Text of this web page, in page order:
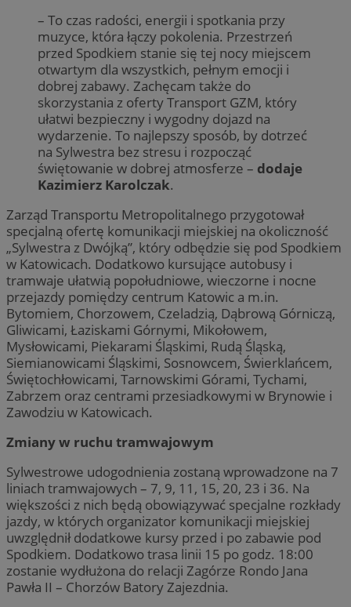
– To czas radości, energii i spotkania przy
muzyce, która łączy pokolenia. Przestrzeń
przed Spodkiem stanie się tej nocy miejscem
otwartym dla wszystkich, pełnym emocji i
dobrej zabawy. Zachęcam także do
skorzystania z oferty Transport GZM, który
ułatwi bezpieczny i wygodny dojazd na
wydarzenie. To najlepszy sposób, by dotrzeć
na Sylwestra bez stresu i rozpocząć
świętowanie w dobrej atmosferze – dodaje
Kazimierz Karolczak.
Zarząd Transportu Metropolitalnego przygotował
specjalną ofertę komunikacji miejskiej na okoliczność
„Sylwestra z Dwójką”, który odbędzie się pod Spodkiem
w Katowicach. Dodatkowo kursujące autobusy i
tramwaje ułatwią popołudniowe, wieczorne i nocne
przejazdy pomiędzy centrum Katowic a m.in.
Bytomiem, Chorzowem, Czeladzią, Dąbrową Górniczą,
Gliwicami, Łaziskami Górnymi, Mikołowem,
Mysłowicami, Piekarami Śląskimi, Rudą Śląską,
Siemianowicami Śląskimi, Sosnowcem, Świerklańcem,
Świętochłowicami, Tarnowskimi Górami, Tychami,
Zabrzem oraz centrami przesiadkowymi w Brynowie i
Zawodziu w Katowicach.
Zmiany w ruchu tramwajowym
Sylwestrowe udogodnienia zostaną wprowadzone na 7
liniach tramwajowych – 7, 9, 11, 15, 20, 23 i 36. Na
większości z nich będą obowiązywać specjalne rozkłady
jazdy, w których organizator komunikacji miejskiej
uwzględnił dodatkowe kursy przed i po zabawie pod
Spodkiem. Dodatkowo trasa linii 15 po godz. 18:00
zostanie wydłużona do relacji Zagórze Rondo Jana
Pawła II – Chorzów Batory Zajezdnia.